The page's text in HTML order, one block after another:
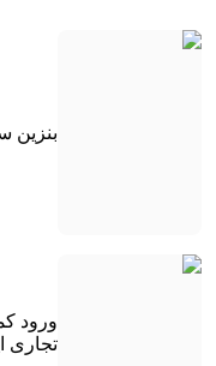
بنزین سوپر
ورود
تجاری